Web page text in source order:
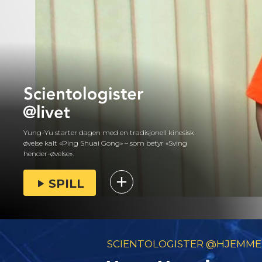
Yung-Yu starter dagen med en tradisjonell kinesisk
øvelse kalt «Ping Shuai Gong» – som betyr «Sving
hender-øvelse».
SPILL
SCIENTOLOGISTER @HJEMME